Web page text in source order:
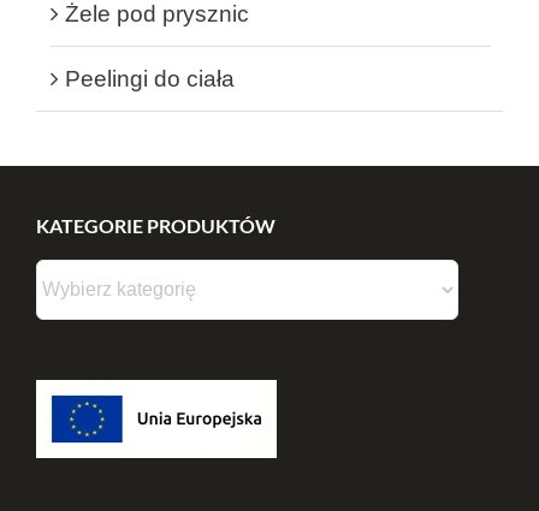
Żele pod prysznic
Peelingi do ciała
KATEGORIE PRODUKTÓW